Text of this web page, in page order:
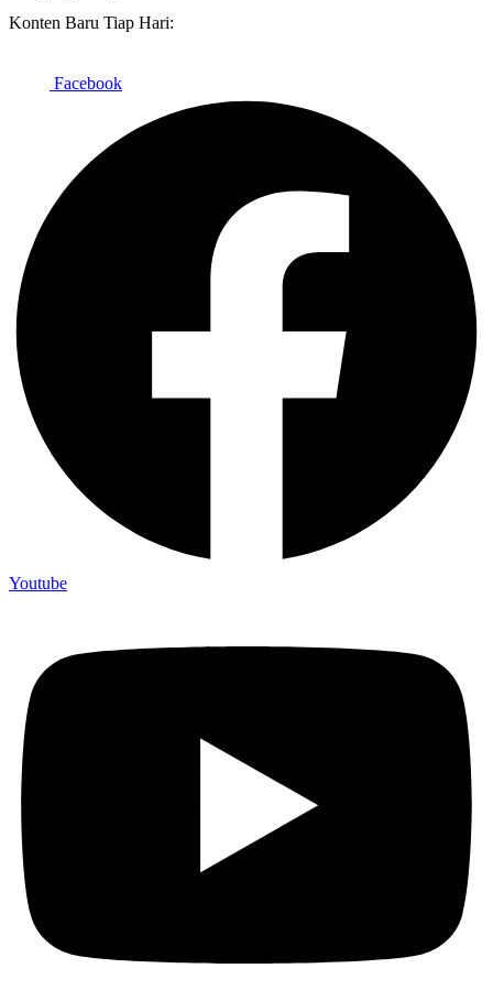
Konten Baru Tiap Hari:
Facebook
Youtube